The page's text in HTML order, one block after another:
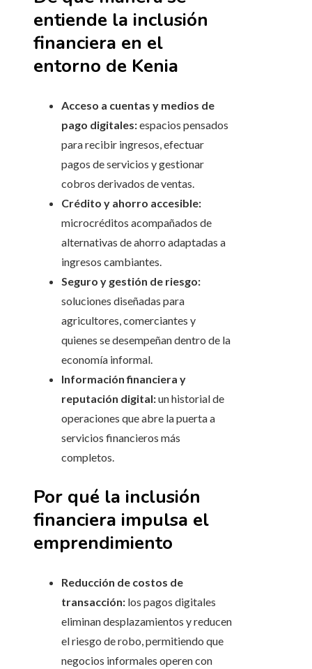
entiende la inclusión
financiera en el
entorno de Kenia
Acceso a cuentas y medios de
pago digitales:espacios pensados
para recibir ingresos, efectuar
pagos de servicios y gestionar
cobros derivados de ventas.
Crédito y ahorro accesible:
microcréditos acompañados de
alternativas de ahorro adaptadas a
ingresos cambiantes.
Seguro y gestión de riesgo:
soluciones diseñadas para
agricultores, comerciantes y
quienes se desempeñan dentro de la
economía informal.
Información financiera y
reputación digital:un historial de
operaciones que abre la puerta a
servicios financieros más
completos.
Por qué la inclusión
financiera impulsa el
emprendimiento
Reducción de costos de
transacción: los pagos digitales
eliminan desplazamientos y reducen
el riesgo de robo, permitiendo que
negocios informales operen con